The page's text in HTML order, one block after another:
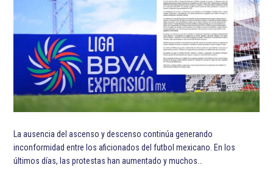
La ausencia del ascenso y descenso continúa generando
inconformidad entre los aficionados del futbol mexicano. En los
últimos días, las protestas han aumentado y muchos…